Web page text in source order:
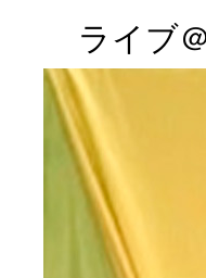
ライブ